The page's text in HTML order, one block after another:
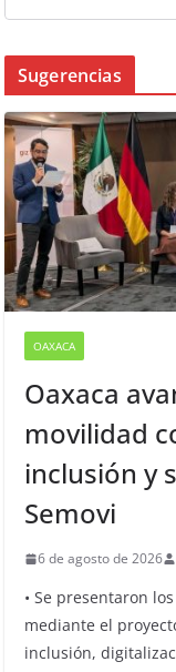
Busqueda
Sugerencias
OAXACA
Oaxaca
movilidad
inclusión y
Semovi